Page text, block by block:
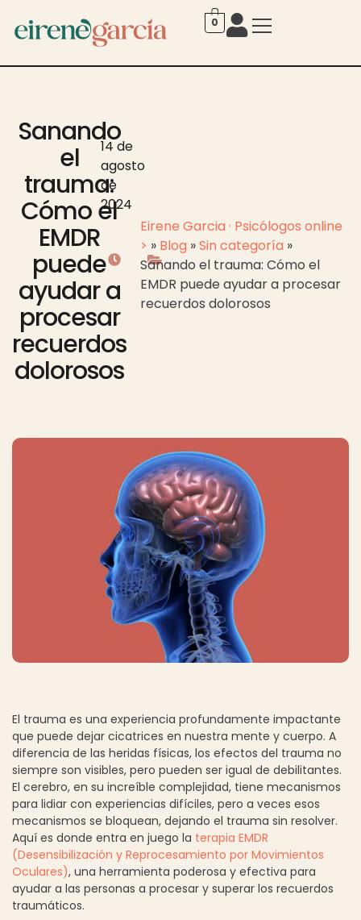
0
Sanando
el
trauma:
Cómo el
EMDR
puede
ayudar a
procesar
recuerdos
dolorosos
14 de
agosto
de
2024
Eirene Garcia · Psicólogos online
> » Blog »Sin categoría »
Sanando el trauma: Cómo el
EMDR puede ayudar a procesar
recuerdos dolorosos
El trauma es una experiencia profundamente impactante
que puede dejar cicatrices en nuestra mente y cuerpo. A
diferencia de las heridas físicas, los efectos del trauma no
siempre son visibles, pero pueden ser igual de debilitantes.
El cerebro, en su increíble complejidad, tiene mecanismos
para lidiar con experiencias difíciles, pero a veces esos
mecanismos se bloquean, dejando el trauma sin resolver.
Aquí es donde entra en juego la terapia EMDR
(Desensibilización y Reprocesamiento por Movimientos
Oculares), una herramienta poderosa y efectiva para
ayudar a las personas a procesar y superar los recuerdos
traumáticos.